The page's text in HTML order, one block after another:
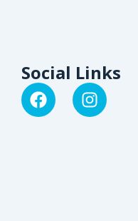
Social Links